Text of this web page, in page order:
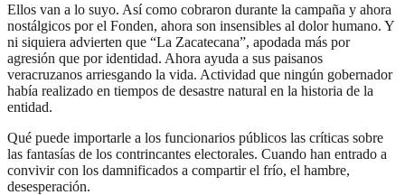
Ellos van a lo suyo. Así como cobraron durante la campaña y ahora
nostálgicos por el Fonden, ahora son insensibles al dolor humano. Y
ni siquiera advierten que “La Zacatecana”, apodada más por
agresión que por identidad. Ahora ayuda a sus paisanos
veracruzanos arriesgando la vida. Actividad que ningún gobernador
había realizado en tiempos de desastre natural en la historia de la
entidad.
Qué puede importarle a los funcionarios públicos las críticas sobre
las fantasías de los contrincantes electorales. Cuando han entrado a
convivir con los damnificados a compartir el frío, el hambre,
desesperación.